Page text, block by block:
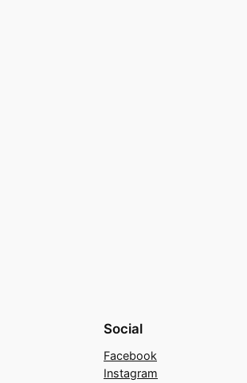
Social
Facebook
Instagram